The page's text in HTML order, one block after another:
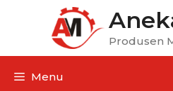
Produsen
Menu